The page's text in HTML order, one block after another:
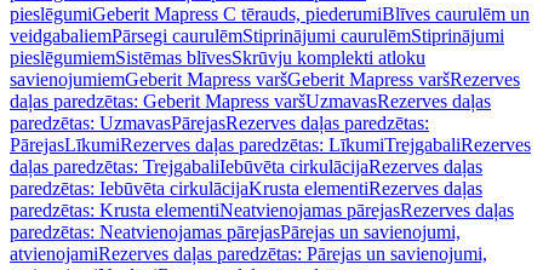
pieslēgumiGeberit Mapress C tērauds, piederumiBlīves caurulēm un
veidgabaliemPārsegi caurulēmStiprinājumi caurulēmStiprinājumi
pieslēgumiemSistēmas blīvesSkrūvju komplekti atloku
savienojumiemGeberit Mapress varšGeberit Mapress varšRezerves
daļas paredzētas: Geberit Mapress varšUzmavasRezerves daļas
paredzētas: UzmavasPārejasRezerves daļas paredzētas:
PārejasLīkumiRezerves daļas paredzētas: LīkumiTrejgabaliRezerves
daļas paredzētas: TrejgabaliIebūvēta cirkulācijaRezerves daļas
paredzētas: Iebūvēta cirkulācijaKrusta elementiRezerves daļas
paredzētas: Krusta elementiNeatvienojamas pārejasRezerves daļas
paredzētas: Neatvienojamas pārejasPārejas un savienojumi,
atvienojamiRezerves daļas paredzētas: Pārejas un savienojumi,